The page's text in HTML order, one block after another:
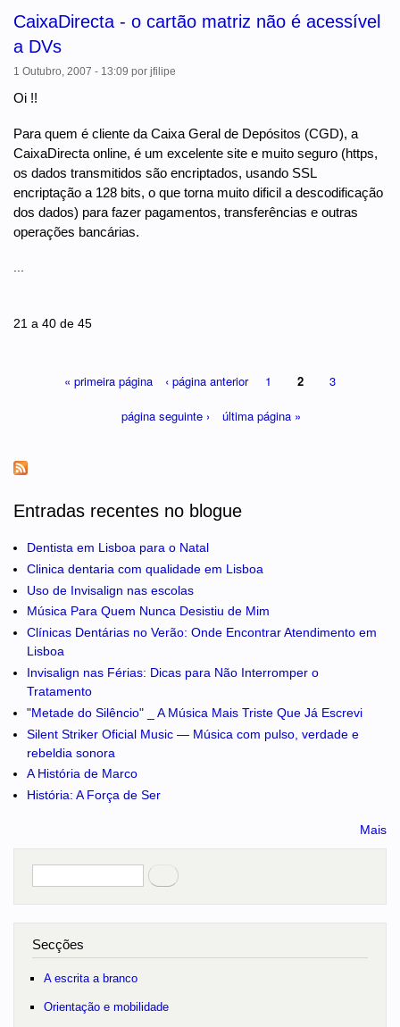
CaixaDirecta - o cartão matriz não é acessível
a DVs
1 Outubro, 2007 - 13:09 por jfilipe
Oi !!
Para quem é cliente da Caixa Geral de Depósitos (CGD), a
CaixaDirecta online, é um excelente site e muito seguro (https,
os dados transmitidos são encriptados, usando SSL
encriptação a 128 bits, o que torna muito dificil a descodificação
dos dados) para fazer pagamentos, transferências e outras
operações bancárias.
21 a 40 de 45
« primeira página ‹ página anterior 1 2 3
página seguinte › última página »
Entradas recentes no blogue
Dentista em Lisboa para o Natal
Clinica dentaria com qualidade em Lisboa
Uso de Invisalign nas escolas
Música Para Quem Nunca Desistiu de Mim
Clínicas Dentárias no Verão: Onde Encontrar Atendimento em
Lisboa
Invisalign nas Férias: Dicas para Não Interromper o
Tratamento
"Metade do Silêncio" _ A Música Mais Triste Que Já Escrevi
Silent Striker Oficial Music — Música com pulso, verdade e
rebeldia sonora
A História de Marco
História: A Força de Ser
Mais
Pesquisar
Secções
A escrita a branco
Orientação e mobilidade